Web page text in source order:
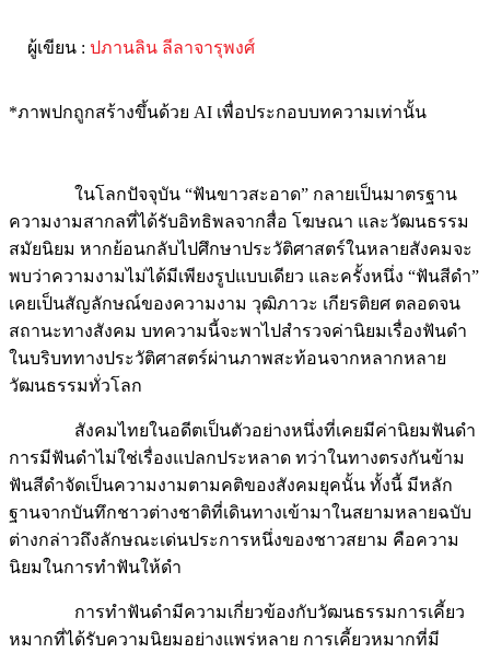
ความงามสากลที่ได้รับอิทธิพลจากสื่อ โฆษณา และวัฒนธรรม
สมัยนิยม หากย้อนกลับไปศึกษาประวัติศาสตร์ในหลายสังคมจะ
พบว่าความงามไม่ได้มีเพียงรูปแบบเดียว และครั้งหนึ่ง “ฟันสีดำ”
เคยเป็นสัญลักษณ์ของความงาม วุฒิภาวะ เกียรติยศ ตลอดจน
สถานะทางสังคม บทความนี้จะพาไปสำรวจค่านิยมเรื่องฟันดำ
ในบริบททางประวัติศาสตร์ผ่านภาพสะท้อนจากหลากหลาย
วัฒนธรรมทั่วโลก
การมีฟันดำไม่ใช่เรื่องแปลกประหลาด ทว่าในทางตรงกันข้าม
ฟันสีดำจัดเป็นความงามตามคติของสังคมยุคนั้น ทั้งนี้ มีหลัก
ฐานจากบันทึกชาวต่างชาติที่เดินทางเข้ามาในสยามหลายฉบับ
ต่างกล่าวถึงลักษณะเด่นประการหนึ่งของชาวสยาม คือความ
นิยมในการทำฟันให้ดำ
หมากที่ได้รับความนิยมอย่างแพร่หลาย การเคี้ยวหมากที่มี
เครื่องประกอบด้วยหมาก พลู ปูนขาว หรือปูนแดง เมื่อเคี้ยวเป็น